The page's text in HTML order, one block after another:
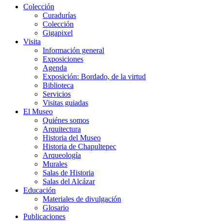
Colección
Curadurías
Colección
Gigapixel
Visita
Información general
Exposiciones
Agenda
Exposición: Bordado, de la virtud
Biblioteca
Servicios
Visitas guiadas
El Museo
Quiénes somos
Arquitectura
Historia del Museo
Historia de Chapultepec
Arqueología
Murales
Salas de Historia
Salas del Alcázar
Educación
Materiales de divulgación
Glosario
Publicaciones